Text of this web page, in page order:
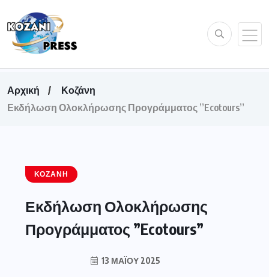
Αρχική
Κοζάνη
Εκδήλωση Ολοκλήρωσης Προγράμματος ”Ecotours”
ΚΟΖΆΝΗ
Εκδήλωση Ολοκλήρωσης
Προγράμματος ”Ecotours”
13 ΜΑΪ́ΟΥ 2025